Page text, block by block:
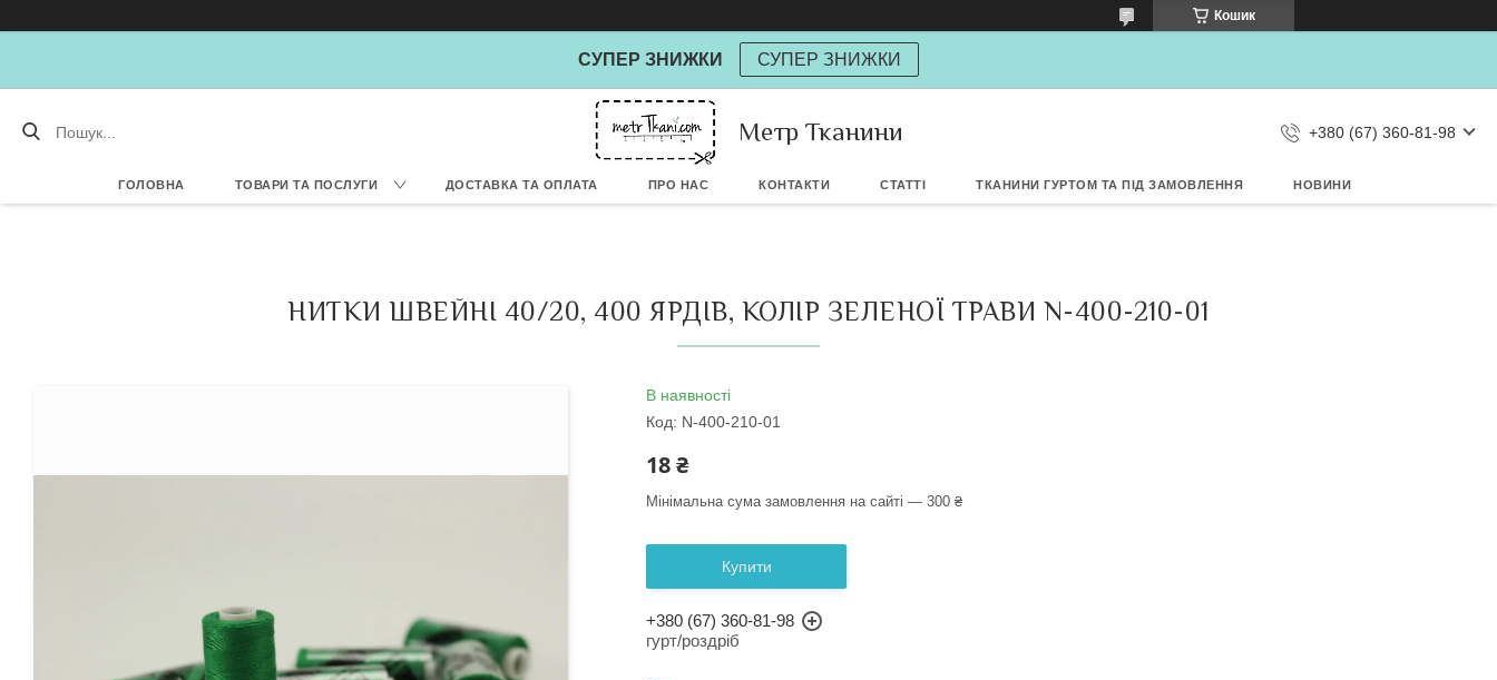
Дозвольте сайту metrtkani.com
Дозволити
Кошик
СУПЕР ЗНИЖКИ СУПЕР ЗНИЖКИ
Метр Тканини +380 (67) 360-81-98
ГОЛОВНА ТОВАРИ ТА ПОСЛУГИ ДОСТАВКА ТА ОПЛАТА ПРО НАС КОНТАКТИ СТАТТІ ТКАНИНИ ГУРТОМ ТА ПІД ЗАМОВЛЕННЯ НОВИНИ
НИТКИ ШВЕЙНІ 40/20, 400 ЯРДІВ, КОЛІР ЗЕЛЕНОЇ ТРАВИ N-400-210-01
В наявності
Код: N-400-210-01
18 ₴
Мінімальна сума замовлення на сайті — 300 ₴
Купити
+380 (67) 360-81-98
гурт/роздріб